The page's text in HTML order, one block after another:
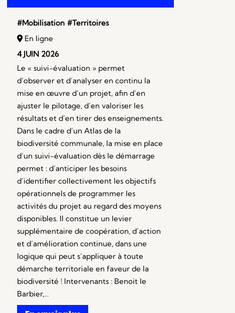
#Mobilisation #Territoires
En ligne
4 JUIN 2026
Le « suivi-évaluation » permet
d’observer et d’analyser en continu la
mise en œuvre d’un projet, afin d’en
ajuster le pilotage, d’en valoriser les
résultats et d’en tirer des enseignements.
Dans le cadre d’un Atlas de la
biodiversité communale, la mise en place
d’un suivi-évaluation dès le démarrage
permet : d’anticiper les besoins
d’identifier collectivement les objectifs
opérationnels de programmer les
activités du projet au regard des moyens
disponibles. Il constitue un levier
supplémentaire de coopération, d’action
et d’amélioration continue, dans une
logique qui peut s’appliquer à toute
démarche territoriale en faveur de la
biodiversité ! Intervenants : Benoit le
Barbier,…